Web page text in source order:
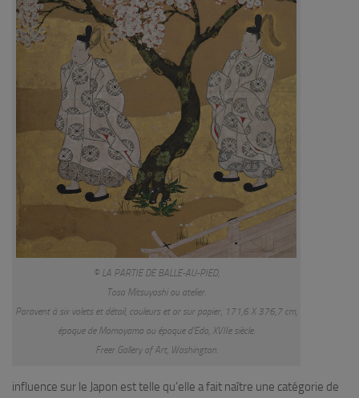
© LA PARTIE DE BALLE-AU-PIED,
Tosa Mitsuyoshi ou atelier.
Paravent à six volets et détail, couleurs et or sur papier, 171,6 X 376,7 cm,
époque de Momoyama ou époque d’Edo, XVIIe siècle.
Freer Gallery of Art, Washington.
influence sur le Japon est telle qu’elle a fait naître une catégorie de